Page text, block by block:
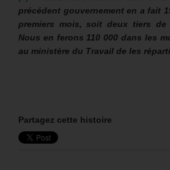
précédent gouvernement en a fait
premiers mois, soit deux tiers de
Nous en ferons 110 000 dans les
au ministère du Travail de les
Partagez cette histoire